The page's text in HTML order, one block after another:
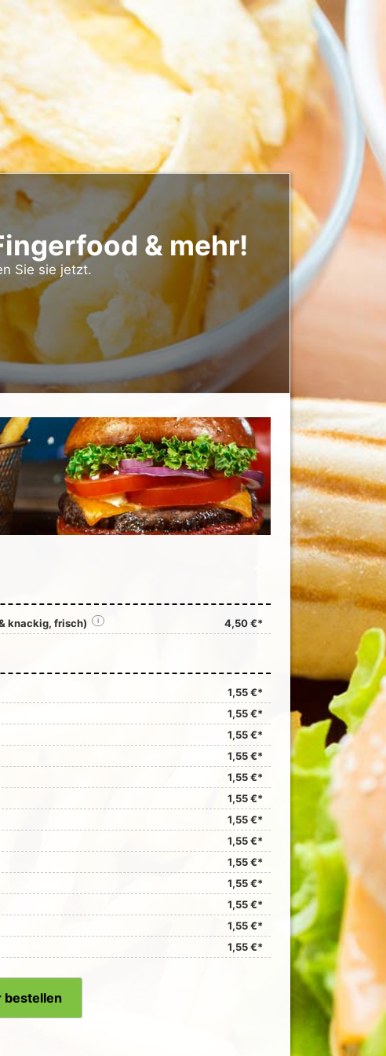
& mehr!
Sie sie jetzt.
knackig, frisch) 4,50 €*
i
1,55 €*
1,55 €*
1,55 €*
1,55 €*
1,55 €*
1,55 €*
1,55 €*
1,55 €*
1,55 €*
1,55 €*
1,55 €*
1,55 €*
1,55 €*
bestellen